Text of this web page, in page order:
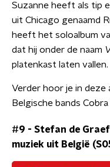
Suzanne heeft als tip
uit Chicago genaamd
heeft het soloalbum
dat hij onder de naam
platenkast laten vallen.
Verder hoor je in deze
Belgische bands
#9 - Stefan de
muziek uit België